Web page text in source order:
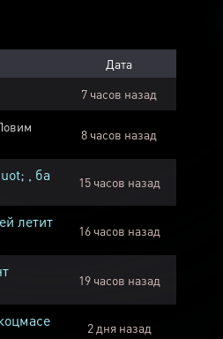
Дата
7 часов назад
8 часов назад
, ба 15 часов назад
летит
16 часов назад
19 часов назад
2 дня назад